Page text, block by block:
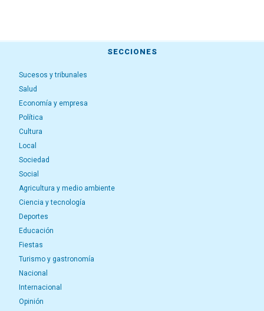
SECCIONES
Sucesos y tribunales
Salud
Economía y empresa
Política
Cultura
Local
Sociedad
Social
Agricultura y medio ambiente
Ciencia y tecnología
Deportes
Educación
Fiestas
Turismo y gastronomía
Nacional
Internacional
Opinión